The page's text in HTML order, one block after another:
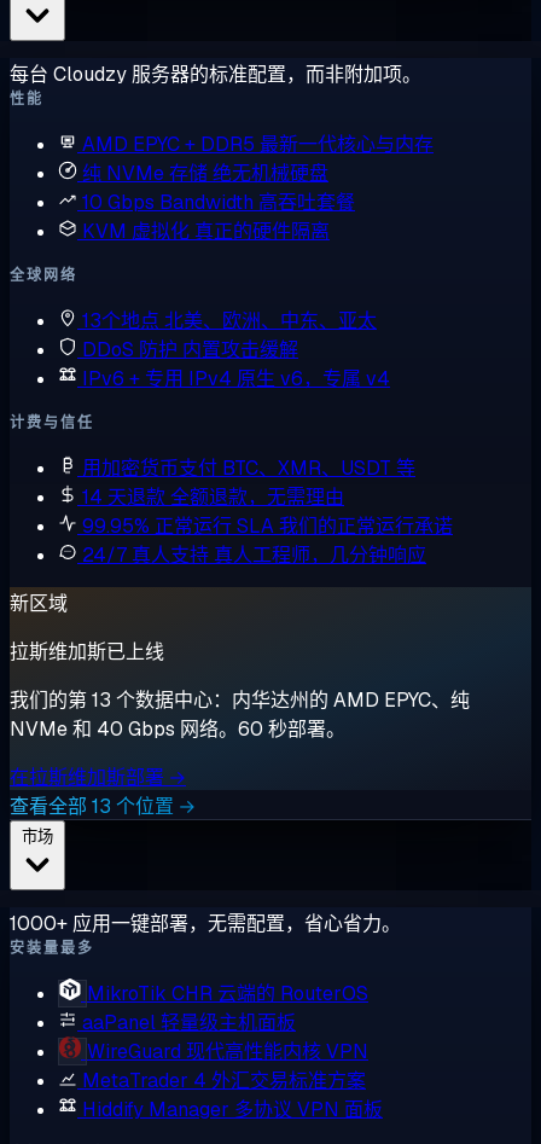
每台 Cloudzy 服务器的标准配置，而非附加项。
性能
AMD EPYC + DDR5 最新一代核心与内存
纯 NVMe 存储绝无机械硬盘
10 Gbps Bandwidth 高吞吐套餐
KVM 虚拟化 真正的硬件隔离
全球网络
13个地点 北美、欧洲、中东、亚太
DDoS 防护 内置攻击缓解
IPv6 + 专用 IPv4 原生 v6，专属 v4
计费与信任
用加密货币支付 BTC、XMR、USDT 等
14 天退款全额退款，无需理由
99.95% 正常运行 SLA我们的正常运行承诺
24/7 真人支持 真人工程师，几分钟响应
新区域
拉斯维加斯已上线
我们的第 13 个数据中心：内华达州的 AMD EPYC、纯
NVMe 和 40 Gbps 网络。60 秒部署。
在拉斯维加斯部署 →
查看全部 13 个位置 →
1000+ 应用一键部署，无需配置，省心省力。
安装量最多
MikroTik CHR 云端的 RouterOS
aaPanel轻量级主机面板
WireGuard 现代高性能内核 VPN
MetaTrader 4 外汇交易标准方案
Hiddify Manager 多协议 VPN 面板